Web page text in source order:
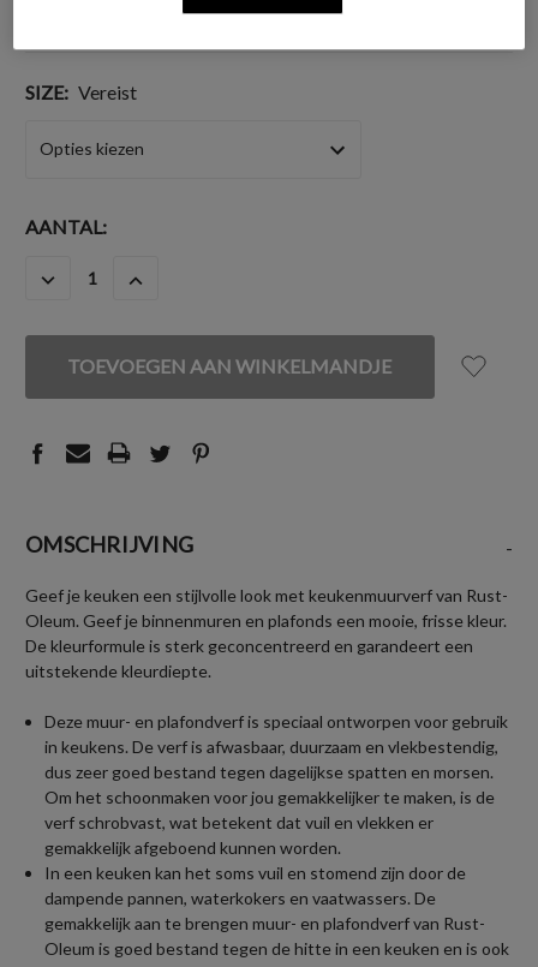
SIZE: Vereist
HUIDIGE
AANTAL:
HOEVEELHEID
VAN
UNDEFINED
HOEVEELHEID
VAN
UNDEFINED
OMSCHRIJVING -
Geef je keuken een stijlvolle look met keukenmuurverf van Rust-
Oleum. Geef je binnenmuren en plafonds een mooie, frisse kleur.
De kleurformule is sterk geconcentreerd en garandeert een
uitstekende kleurdiepte.
Deze muur- en plafondverf is speciaal ontworpen voor gebruik
in keukens. De verf is afwasbaar, duurzaam en vlekbestendig,
dus zeer goed bestand tegen dagelijkse spatten en morsen.
Om het schoonmaken voor jou gemakkelijker te maken, is de
verf schrobvast, wat betekent dat vuil en vlekken er
gemakkelijk afgeboend kunnen worden.
In een keuken kan het soms vuil en stomend zijn door de
dampende pannen, waterkokers en vaatwassers. De
gemakkelijk aan te brengen muur- en plafondverf van Rust-
Oleum is goed bestand tegen de hitte in een keuken en is ook